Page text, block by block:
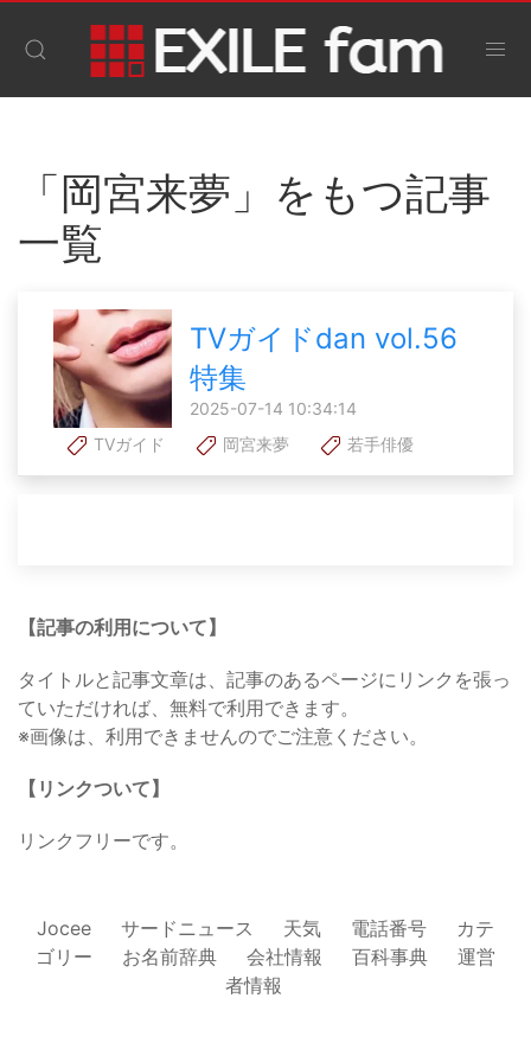
「岡宮来夢」をもつ記事
一覧
TVガイドdan vol.56
特集
2025-07-14 10:34:14
TVガイド
岡宮来夢 若手俳優
【記事の利用について】
タイトルと記事文章は、記事のあるページにリンクを張っ
ていただければ、無料で利用できます。
※画像は、利用できませんのでご注意ください。
【リンクついて】
リンクフリーです。
Jocee サードニュース 天気 電話番号
カテ
ゴリー
お名前辞典 会社情報 百科事典
運営
者情報